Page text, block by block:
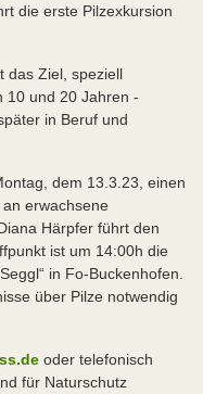
die erste Pilzexkursion
das Ziel, speziell
10 und 20 Jahren -
in Beruf und
dem 13.3.23, einen
erwachsene
Härpfer führt den
ist um 14:00h die
in Fo-Buckenhofen.
über Pilze notwendig
oder telefonisch
für Naturschutz